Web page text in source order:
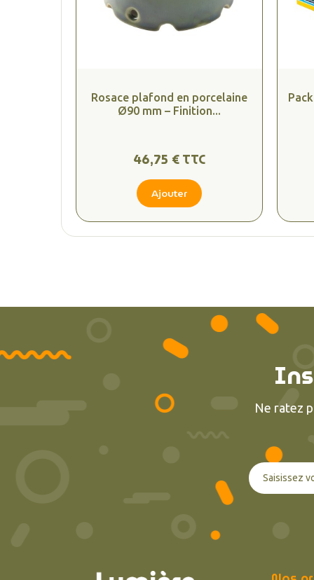
Rosace plafond en porcelaine
Ø90 mm – Finition...
46,75 € TTC
Ajouter
Ne ratez